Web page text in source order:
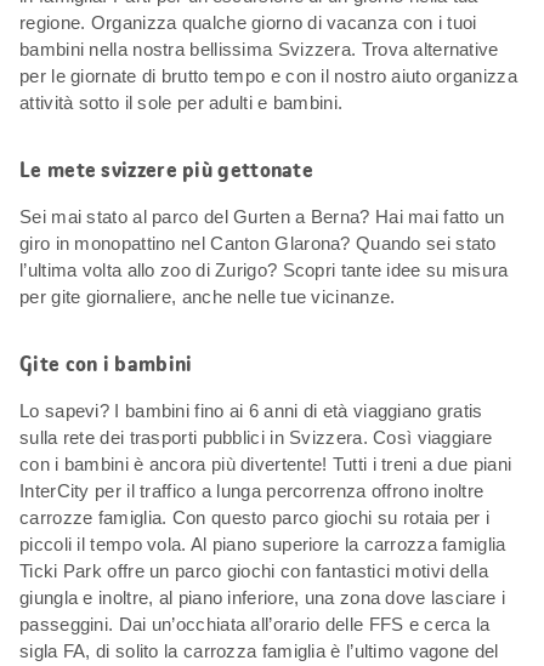
regione. Organizza qualche giorno di vacanza con i tuoi
bambini nella nostra bellissima Svizzera. Trova alternative
per le giornate di brutto tempo e con il nostro aiuto organizza
attività sotto il sole per adulti e bambini.
Le mete svizzere più gettonate
Sei mai stato al parco del Gurten a Berna? Hai mai fatto un
giro in monopattino nel Canton Glarona? Quando sei stato
l’ultima volta allo zoo di Zurigo? Scopri tante idee su misura
per gite giornaliere, anche nelle tue vicinanze.
Gite con i bambini
Lo sapevi? I bambini fino ai 6 anni di età viaggiano gratis
sulla rete dei trasporti pubblici in Svizzera. Così viaggiare
con i bambini è ancora più divertente! Tutti i treni a due piani
InterCity per il traffico a lunga percorrenza offrono inoltre
carrozze famiglia. Con questo parco giochi su rotaia per i
piccoli il tempo vola. Al piano superiore la carrozza famiglia
Ticki Park offre un parco giochi con fantastici motivi della
giungla e inoltre, al piano inferiore, una zona dove lasciare i
passeggini. Dai un’occhiata all’orario delle FFS e cerca la
sigla FA, di solito la carrozza famiglia è l’ultimo vagone del